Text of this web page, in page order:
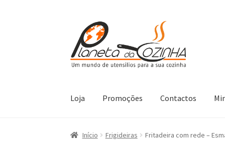
Loja Promoções Contactos
Início Carrinho Contactos Finalizar Compra
Início Frigideiras Fritadeira com rede –